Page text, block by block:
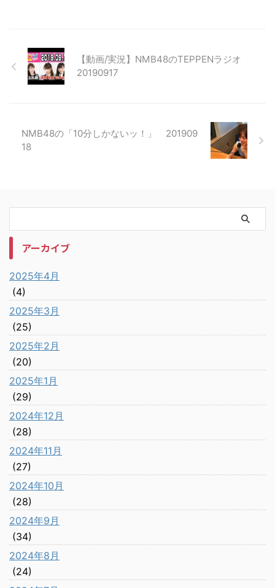
【動画/実況】NMB48のTEPPENラジオ
20190917
NMB48の「10分しかないッ！」 201909
18
アーカイブ
2025年4月
(4)
2025年3月
(25)
2025年2月
(20)
2025年1月
(29)
2024年12月
(28)
2024年11月
(27)
2024年10月
(28)
2024年9月
(34)
2024年8月
(24)